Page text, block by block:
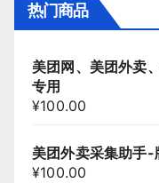
热门商品
美团网、美团外卖
专用
¥100.00
美团外卖采集助手
¥100.00